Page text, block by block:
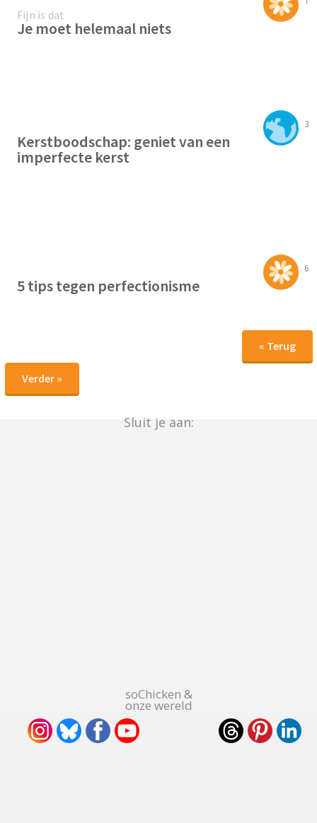
Fijn is dat
Je moet helemaal niets
3
Kerstboodschap: geniet van een
imperfecte kerst
6
5 tips tegen perfectionisme
« Terug
Verder »
Sluit je aan:
soChicken &
onze wereld